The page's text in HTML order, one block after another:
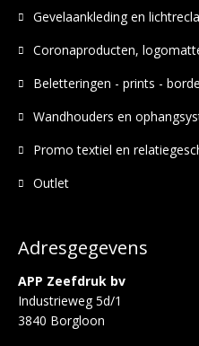
Adresgegevens
APP Zeefdruk bv
Industrieweg 5d/1
3840 Borgloon
Gevelaankleding en
Coronaproducten,
Beletteringen - prints -
Wandhouders en
Promo textiel en
Outlet